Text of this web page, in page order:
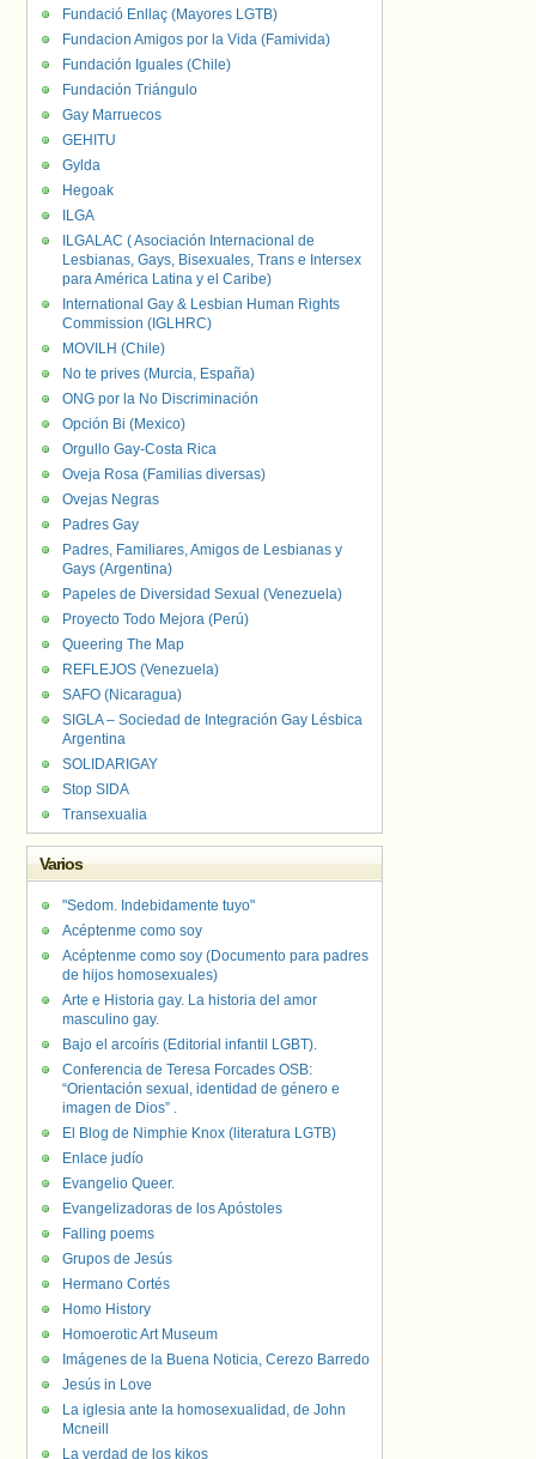
Fundació Enllaç (Mayores LGTB)
Fundacion Amigos por la Vida (Famivida)
Fundación Iguales (Chile)
Fundación Triángulo
Gay Marruecos
GEHITU
Gylda
Hegoak
ILGA
ILGALAC ( Asociación Internacional de
Lesbianas, Gays, Bisexuales, Trans e Intersex
para América Latina y el Caribe)
International Gay & Lesbian Human Rights
Commission (IGLHRC)
MOVILH (Chile)
No te prives (Murcia, España)
ONG por la No Discriminación
Opción Bi (Mexico)
Orgullo Gay-Costa Rica
Oveja Rosa (Familias diversas)
Ovejas Negras
Padres Gay
Padres, Familiares, Amigos de Lesbianas y
Gays (Argentina)
Papeles de Diversidad Sexual (Venezuela)
Proyecto Todo Mejora (Perú)
Queering The Map
REFLEJOS (Venezuela)
SAFO (Nicaragua)
SIGLA – Sociedad de Integración Gay Lésbica
Argentina
SOLIDARIGAY
Stop SIDA
Transexualia
Varios
"Sedom. Indebidamente tuyo"
Acéptenme como soy
Acéptenme como soy (Documento para padres
de hijos homosexuales)
Arte e Historia gay. La historia del amor
masculino gay.
Bajo el arcoíris (Editorial infantil LGBT).
Conferencia de Teresa Forcades OSB:
“Orientación sexual, identidad de género e
imagen de Dios” .
El Blog de Nimphie Knox (literatura LGTB)
Enlace judío
Evangelio Queer.
Evangelizadoras de los Apóstoles
Falling poems
Grupos de Jesús
Hermano Cortés
Homo History
Homoerotic Art Museum
Imágenes de la Buena Noticia, Cerezo Barredo
Jesús in Love
La iglesia ante la homosexualidad, de John
Mcneill
La verdad de los kikos